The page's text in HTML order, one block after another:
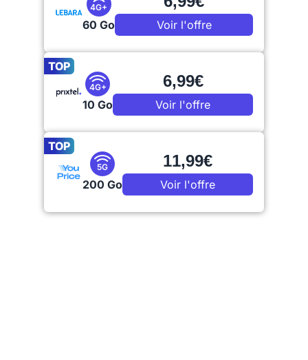
4G+
60 Go Voir l'offre
TOP
4G+
10 Go
6,99€
Voir l'offre
TOP
5G
200 Go
11,99€
Voir l'offre